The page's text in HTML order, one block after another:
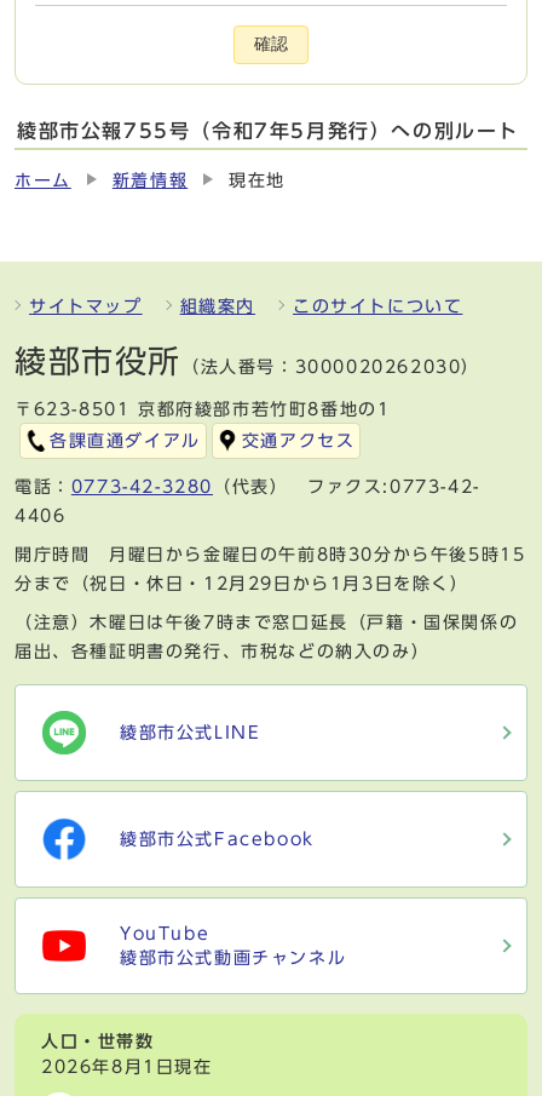
確認
綾部市公報755号（令和7年5月発行）への別ルート
ホーム 新着情報 現在地
サイトマップ 組織案内 このサイトについて
綾部市役所 （法人番号：3000020262030）
〒623-8501 京都府綾部市若竹町8番地の1
各課直通ダイアル
交通アクセス
電話： 0773-42-3280
（代表） ファクス:0773-42-
4406
開庁時間 月曜日から金曜日の午前8時30分から午後5時15
分まで（祝日・休日・12月29日から1月3日を除く）
（注意）木曜日は午後7時まで窓口延長（戸籍・国保関係の
届出、各種証明書の発行、市税などの納入のみ）
綾部市公式LINE
綾部市公式Facebook
YouTube
綾部市公式動画チャンネル
人口・世帯数
2026年8月1日現在